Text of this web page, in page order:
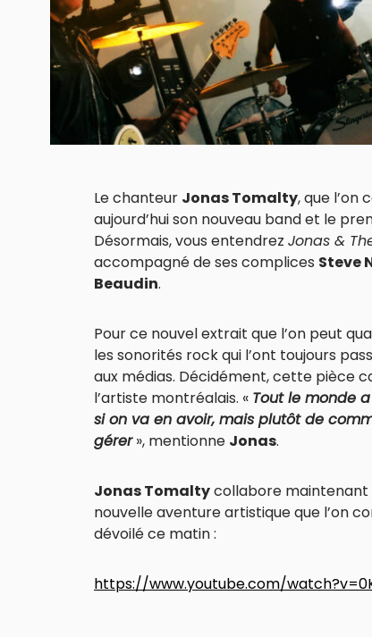
Le chanteur Jonas Tomalty, que l’on
aujourd’hui son nouveau band et le
Désormais, vous entendrez Jonas &
accompagné de ses complices Steve
Beaudin.
Pour ce nouvel extrait que l’on peut
les sonorités rock qui l’ont toujours
aux médias. Décidément, cette pièce
l’artiste montréalais. « Tout le monde
si on va en avoir, mais plutôt de
gérer», mentionne Jonas.
Jonas Tomaltycollabore maintenant
nouvelle aventure artistique que l’on
dévoilé ce matin :
https://www.youtube.com/